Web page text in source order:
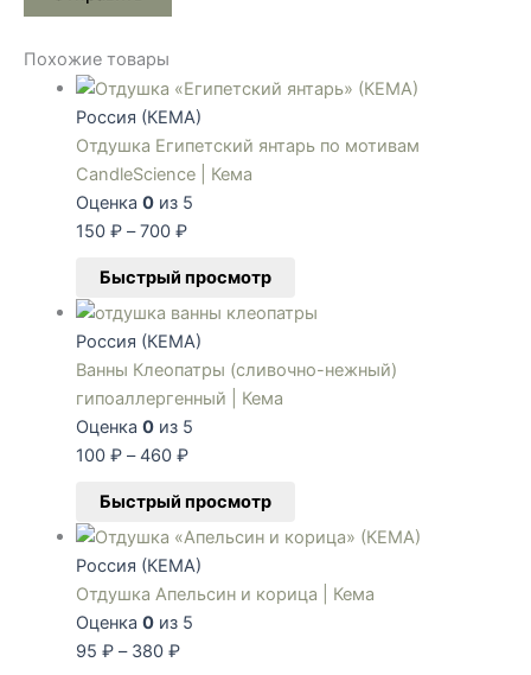
Похожие товары
Россия (КЕМА)
Отдушка Египетский янтарь по мотивам
CandleScience | Кема
Оценка 0из 5
150 ₽ – 700 ₽
Быстрый просмотр
Россия (КЕМА)
Ванны Клеопатры (сливочно-нежный)
гипоаллергенный | Кема
Оценка 0из 5
100 ₽ – 460 ₽
Быстрый просмотр
Россия (КЕМА)
Отдушка Апельсин и корица | Кема
Оценка 0из 5
95 ₽ – 380 ₽